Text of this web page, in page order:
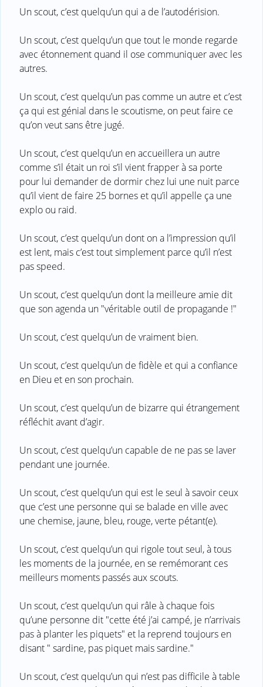
Un scout, c’est quelqu’un qui a de l’autodérision.
Un scout, c’est quelqu’un que tout le monde regarde
avec étonnement quand il ose communiquer avec les
autres.
Un scout, c’est quelqu’un pas comme un autre et c’est
ça qui est génial dans le scoutisme, on peut faire ce
qu’on veut sans être jugé.
Un scout, c’est quelqu’un en accueillera un autre
comme s’il était un roi s’il vient frapper à sa porte
pour lui demander de dormir chez lui une nuit parce
qu’il vient de faire 25 bornes et qu’il appelle ça une
explo ou raid.
Un scout, c’est quelqu’un dont on a l’impression qu’il
est lent, mais c’est tout simplement parce qu’il n’est
pas speed.
Un scout, c’est quelqu’un dont la meilleure amie dit
que son agenda un "véritable outil de propagande !"
Un scout, c’est quelqu’un de vraiment bien.
Un scout, c’est quelqu’un de fidèle et qui a confiance
en Dieu et en son prochain.
Un scout, c’est quelqu’un de bizarre qui étrangement
réfléchit avant d’agir.
Un scout, c’est quelqu’un capable de ne pas se laver
pendant une journée.
Un scout, c’est quelqu’un qui est le seul à savoir ceux
que c’est une personne qui se balade en ville avec
une chemise, jaune, bleu, rouge, verte pétant(e).
Un scout, c’est quelqu’un qui rigole tout seul, à tous
les moments de la journée, en se remémorant ces
meilleurs moments passés aux scouts.
Un scout, c’est quelqu’un qui râle à chaque fois
qu’une personne dit "cette été j’ai campé, je n’arrivais
pas à planter les piquets" et la reprend toujours en
disant " sardine, pas piquet mais sardine."
Un scout, c’est quelqu’un qui n’est pas difficile à table